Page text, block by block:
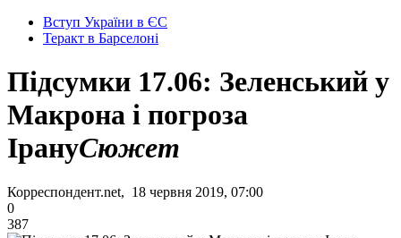
Вступ України в ЄС
Теракт в Барселоні
Підсумки 17.06: Зеленський у
Макрона і погроза
ІрануСюжет
Корреспондент.net, 18 червня 2019, 07:00
0
387